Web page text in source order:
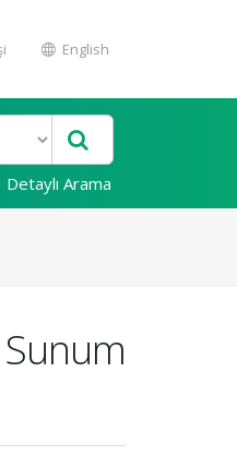
English
Detaylı Arama
Sunum